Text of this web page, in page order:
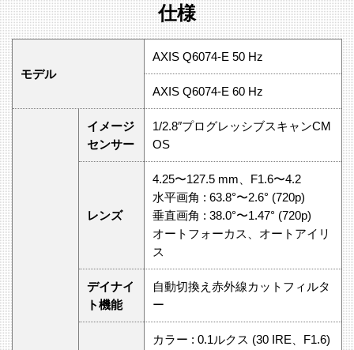
仕様
モデル
AXIS Q6074-E 50 Hz
AXIS Q6074-E 60 Hz
イメージ
センサー
1/2.8″プログレッシブスキャンCM
OS
レンズ
4.25〜127.5 mm、F1.6〜4.2
水平画角 : 63.8°〜2.6° (720p)
垂直画角 : 38.0°〜1.47° (720p)
オートフォーカス、オートアイリ
ス
デイナイ
ト機能
自動切換え赤外線カットフィルタ
ー
カラー : 0.1ルクス (30 IRE、F1.6)